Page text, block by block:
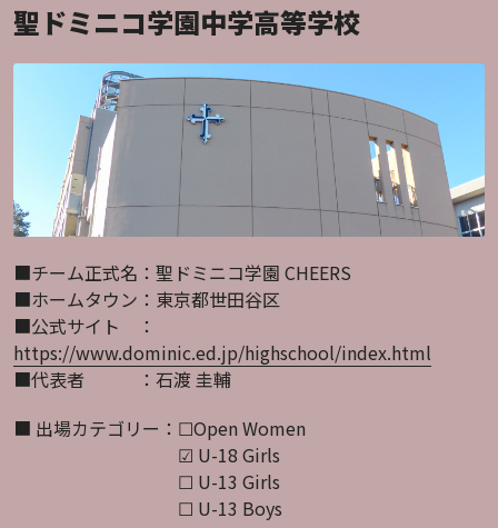
聖ドミニコ学園中学高等学校
■チーム正式名：聖ドミニコ学園 CHEERS
■ホームタウン：東京都世田谷区
■公式サイト　：
https://www.dominic.ed.jp/highschool/index.html
■代表者　　　：石渡 圭輔
■ 出場カテゴリー：☐Open Women
☑ U-18 Girls
☐ U-13 Girls
☐ U-13 Boys